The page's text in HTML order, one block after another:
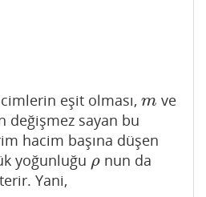
eşit olması, m
m ve
değişmez sayan bu
hacim başına düşen
yoğunluğu ρ
ρ nun da
Yani,